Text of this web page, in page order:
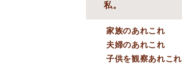
私。
家族のあれこれ
夫婦のあれこれ
子供を観察あれこれ